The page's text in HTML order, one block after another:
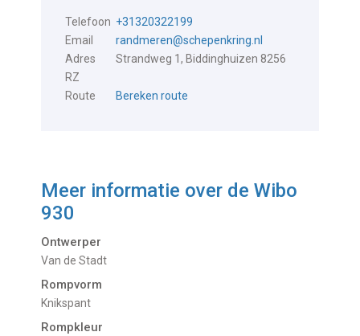
Telefoon +31320322199
Email
randmeren@schepenkring.nl
Adres
Strandweg 1, Biddinghuizen 8256
RZ
Route
Bereken route
Meer informatie over deWibo
930
Ontwerper
Van de Stadt
Rompvorm
Knikspant
Rompkleur